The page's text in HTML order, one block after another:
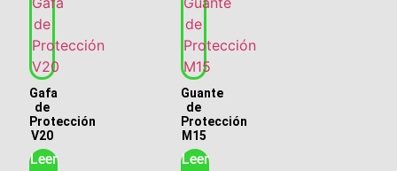
Gafa
de
Protección
V20
Leer
Guante
de
Protección
M15
Leer